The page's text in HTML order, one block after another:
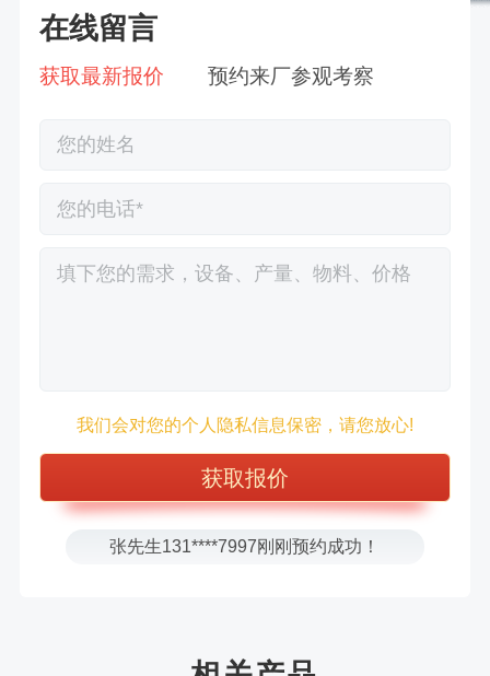
在线留言
获取最新报价 预约来厂参观考察
我们会对您的个人隐私信息保密，请您放心!
张先生156****2060刚刚预约成功！
张先生131****7997刚刚预约成功！
方先生150****5692刚刚预约成功！